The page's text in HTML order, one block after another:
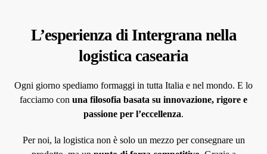
L’esperienza di Intergrana nella
logistica casearia
Ogni giorno spediamo formaggi in tutta Italia e nel mondo. E lo
facciamo con una filosofia basata su innovazione, rigore e
passione per l’eccellenza.
Per noi, la logistica non è solo un mezzo per consegnare un